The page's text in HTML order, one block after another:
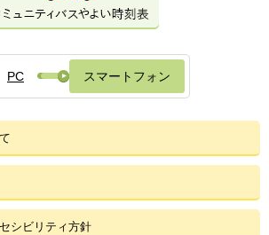
PC スマートフォン
シビリティ方針